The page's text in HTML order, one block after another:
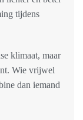
tijdens
klimaat, maar
Wie vrijwel
dan iemand